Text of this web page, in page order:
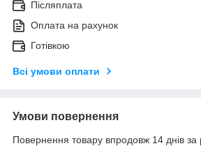
Післяплата
Оплата на рахунок
Готівкою
Всі умови оплати
Умови повернення
Повернення товару впродовж 14 днів за